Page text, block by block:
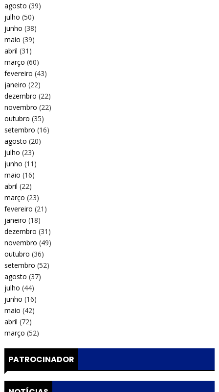
agosto (39)
julho (50)
junho (38)
maio (39)
abril (31)
março (60)
fevereiro (43)
janeiro (22)
dezembro (22)
novembro (22)
outubro (35)
setembro (16)
agosto (20)
julho (23)
junho (11)
maio (16)
abril (22)
março (23)
fevereiro (21)
janeiro (18)
dezembro (31)
novembro (49)
outubro (36)
setembro (52)
agosto (37)
julho (44)
junho (16)
maio (42)
abril (72)
março (52)
PATROCINADOR